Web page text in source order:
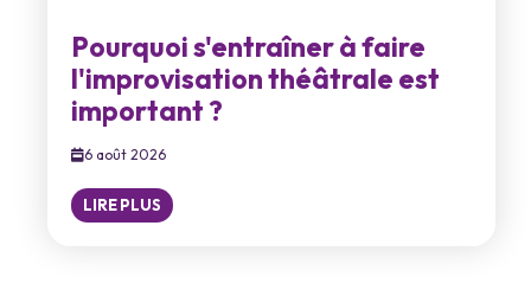
Pourquoi s'entraîner à faire
l'improvisation théâtrale est
important ?
6 août 2026
LIRE PLUS